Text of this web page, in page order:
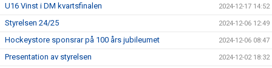
U16 Vinst i DM kvartsfinalen 2024-12-17 14:52
Styrelsen 24/25 2024-12-06 12:49
Hockeystore sponsrar på 100 års jubileumet 2024-12-06 08:47
Presentation av styrelsen 2024-12-02 18:32